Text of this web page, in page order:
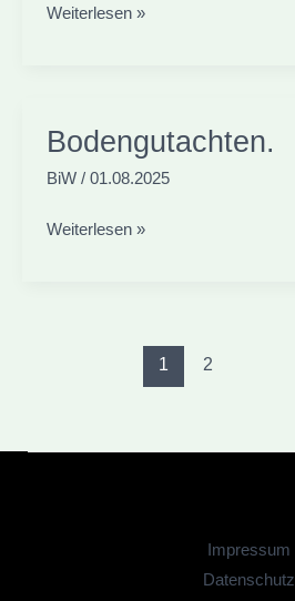
Ideologie
Weiterlesen »
Bodengutachten.
BiW / 01.08.2025
Bodengutachten.
Weiterlesen »
1 2
Impressum
Datenschutz